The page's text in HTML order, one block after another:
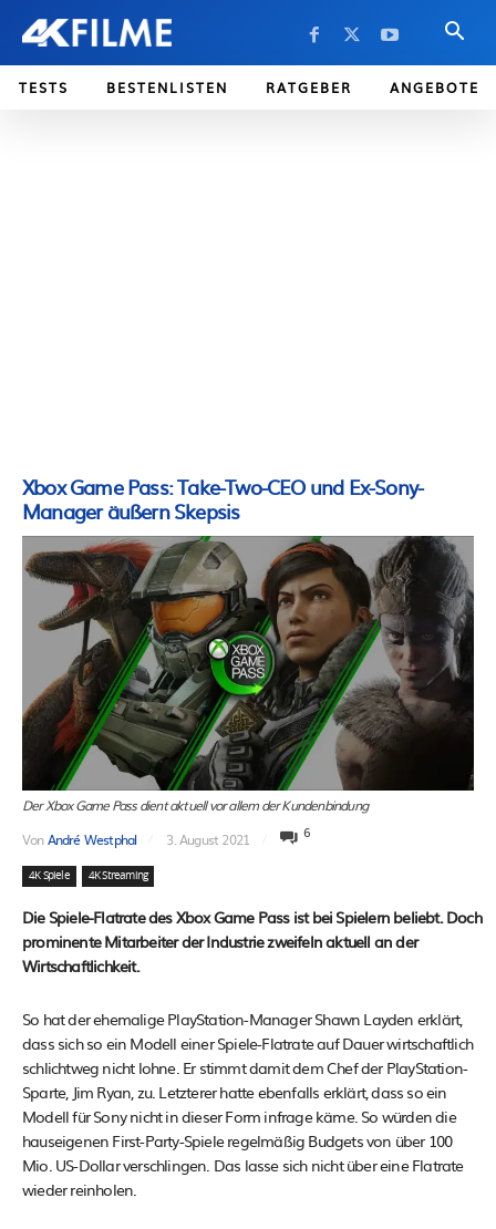
TESTS BESTENLISTEN RATGEBER ANGEBOTE
Xbox Game Pass: Take-Two-CEO und Ex-Sony-
Manager äußern Skepsis
Der Xbox Game Pass dient aktuell vor allem der Kundenbindung
VonAndré Westphal 3. August 2021 6
4K Spiele 4K Streaming
Die Spiele-Flatrate des Xbox Game Pass ist bei Spielern beliebt. Doch
prominente Mitarbeiter der Industrie zweifeln aktuell an der
Wirtschaftlichkeit.
So hat der ehemalige PlayStation-Manager Shawn Layden erklärt,
dass sich so ein Modell einer Spiele-Flatrate auf Dauer wirtschaftlich
schlichtweg nicht lohne. Er stimmt damit dem Chef der PlayStation-
Sparte, Jim Ryan, zu. Letzterer hatte ebenfalls erklärt, dass so ein
Modell für Sony nicht in dieser Form infrage käme. So würden die
hauseigenen First-Party-Spiele regelmäßig Budgets von über 100
Mio. US-Dollar verschlingen. Das lasse sich nicht über eine Flatrate
wieder reinholen.